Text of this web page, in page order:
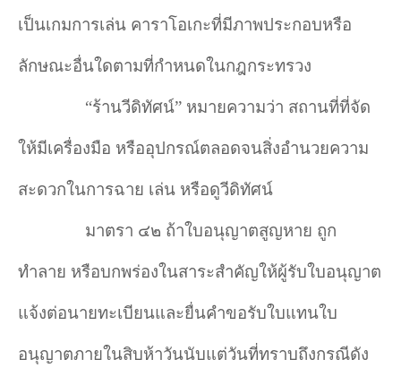
เป็นเกมการเล่น คาราโอเกะที่มีภาพประกอบหรือ
ลักษณะอื่นใดตามที่กำหนดในกฎกระทรวง
“ร้านวีดิทัศน์” หมายความว่า สถานที่ที่จัด
ให้มีเครื่องมือ หรืออุปกรณ์ตลอดจนสิ่งอำนวยความ
สะดวกในการฉาย เล่น หรือดูวีดิทัศน์
มาตรา ๔๒ ถ้าใบอนุญาตสูญหาย ถูก
ทำลาย หรือบกพร่องในสาระสำคัญให้ผู้รับใบอนุญาต
แจ้งต่อนายทะเบียนและยื่นคำขอรับใบแทนใบ
อนุญาตภายในสิบห้าวันนับแต่วันที่ทราบถึงกรณีดัง